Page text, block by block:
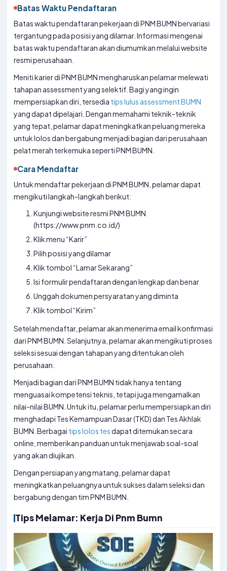
Batas Waktu Pendaftaran
Batas waktu pendaftaran pekerjaan di PNM BUMN bervariasi
tergantung pada posisi yang dilamar. Informasi mengenai
batas waktu pendaftaran akan diumumkan melalui website
resmi perusahaan.
Meniti karier di PNM BUMN mengharuskan pelamar melewati
tahapan assessment yang selektif. Bagi yang ingin
mempersiapkan diri, tersedia tips lulus assessment BUMN
yang dapat dipelajari. Dengan memahami teknik-teknik
yang tepat, pelamar dapat meningkatkan peluang mereka
untuk lolos dan bergabung menjadi bagian dari perusahaan
pelat merah terkemuka seperti PNM BUMN.
Cara Mendaftar
Untuk mendaftar pekerjaan di PNM BUMN, pelamar dapat
mengikuti langkah-langkah berikut:
Kunjungi website resmi PNM BUMN
(https://www.pnm.co.id/)
Klik menu “Karir”
Pilih posisi yang dilamar
Klik tombol “Lamar Sekarang”
Isi formulir pendaftaran dengan lengkap dan benar
Unggah dokumen persyaratan yang diminta
Klik tombol “Kirim”
Setelah mendaftar, pelamar akan menerima email konfirmasi
dari PNM BUMN. Selanjutnya, pelamar akan mengikuti proses
seleksi sesuai dengan tahapan yang ditentukan oleh
perusahaan.
Menjadi bagian dari PNM BUMN tidak hanya tentang
menguasai kompetensi teknis, tetapi juga mengamalkan
nilai-nilai BUMN. Untuk itu, pelamar perlu mempersiapkan diri
menghadapi Tes Kemampuan Dasar (TKD) dan Tes Akhlak
BUMN. Berbagai tips lolos tesdapat ditemukan secara
online, memberikan panduan untuk menjawab soal-soal
yang akan diujikan.
Dengan persiapan yang matang, pelamar dapat
meningkatkan peluangnya untuk sukses dalam seleksi dan
bergabung dengan tim PNM BUMN.
Tips Melamar: Kerja Di Pnm Bumn